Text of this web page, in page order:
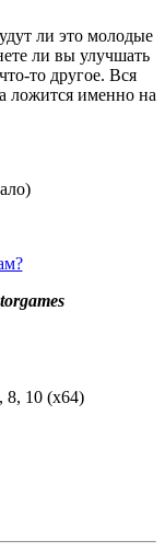
ли это молодые
ли вы улучшать
то другое. Вся
ложится именно на
8, 10 (x64)